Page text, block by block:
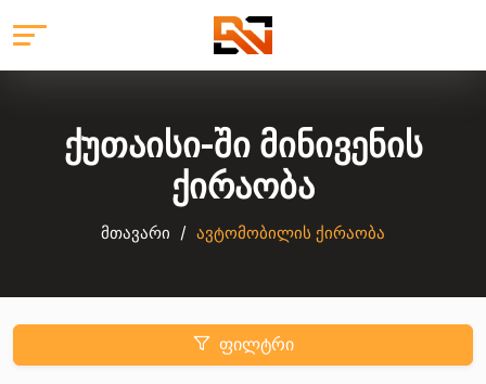
ქუთაისი-ში მინივენის
ქირაობა
მთავარი ავტომობილის ქირაობა
ფილტრი